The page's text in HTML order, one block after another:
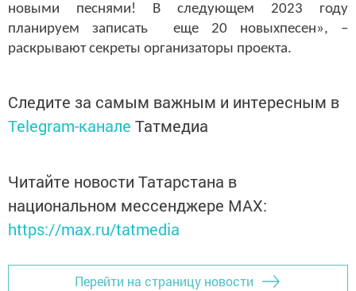
новыми песнями! В следующем 2023 году
планируем записать еще 20 новыхпесен», –
раскрывают секреты организаторы проекта.
Следите за самым важным и интересным в
Telegram-канале Татмедиа
Читайте новости Татарстана в
национальном мессенджере MАХ:
https://max.ru/tatmedia
Перейти на страницу новости